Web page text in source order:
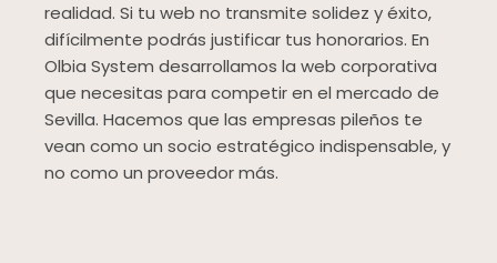
realidad. Si tu web no transmite solidez y éxito,
difícilmente podrás justificar tus honorarios. En
Olbia System desarrollamos la web corporativa
que necesitas para competir en el mercado de
Sevilla. Hacemos que las empresas pileños te
vean como un socio estratégico indispensable, y
no como un proveedor más.